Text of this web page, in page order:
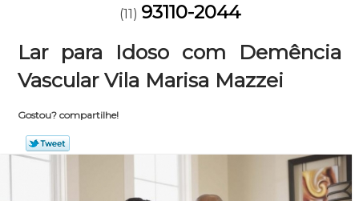
(11) 93110-2044
Lar para Idoso com Demência
Vascular Vila Marisa Mazzei
Gostou? compartilhe!